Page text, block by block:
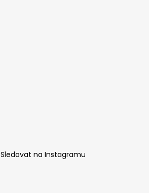
Sledovat na Instagramu